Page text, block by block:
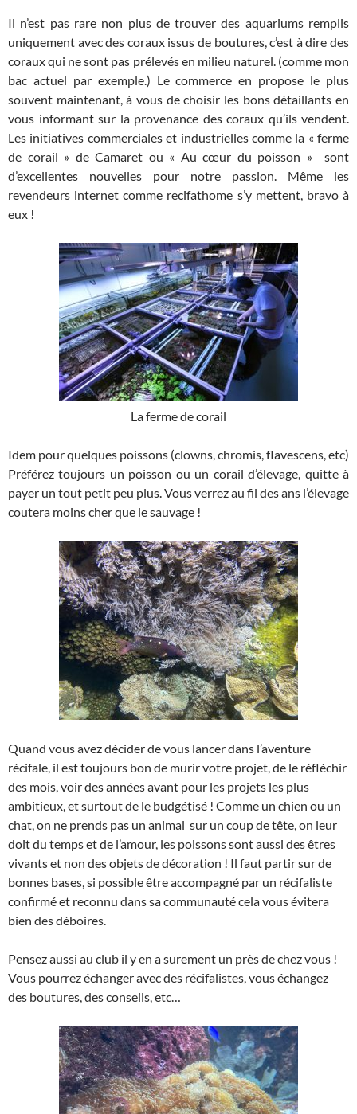
Il n’est pas rare non plus de trouver des aquariums remplis
uniquement avec des coraux issus de boutures, c’est à dire des
coraux qui ne sont pas prélevés en milieu naturel. (comme mon
bac actuel par exemple.) Le commerce en propose le plus
souvent maintenant, à vous de choisir les bons détaillants en
vous informant sur la provenance des coraux qu’ils vendent.
Les initiatives commerciales et industrielles comme la « ferme
de corail » de Camaret ou « Au cœur du poisson » sont
d’excellentes nouvelles pour notre passion. Même les
revendeurs internet comme recifathome s’y mettent, bravo à
eux !
La ferme de corail
Idem pour quelques poissons (clowns, chromis, flavescens, etc)
Préférez toujours un poisson ou un corail d’élevage, quitte à
payer un tout petit peu plus. Vous verrez au fil des ans l’élevage
coutera moins cher que le sauvage !
Quand vous avez décider de vous lancer dans l’aventure
récifale, il est toujours bon de murir votre projet, de le réfléchir
des mois, voir des années avant pour les projets les plus
ambitieux, et surtout de le budgétisé ! Comme un chien ou un
chat, on ne prends pas un animal sur un coup de tête, on leur
doit du temps et de l’amour, les poissons sont aussi des êtres
vivants et non des objets de décoration ! Il faut partir sur de
bonnes bases, si possible être accompagné par un récifaliste
confirmé et reconnu dans sa communauté cela vous évitera
bien des déboires.
Pensez aussi au club il y en a surement un près de chez vous !
Vous pourrez échanger avec des récifalistes, vous échangez
des boutures, des conseils, etc…